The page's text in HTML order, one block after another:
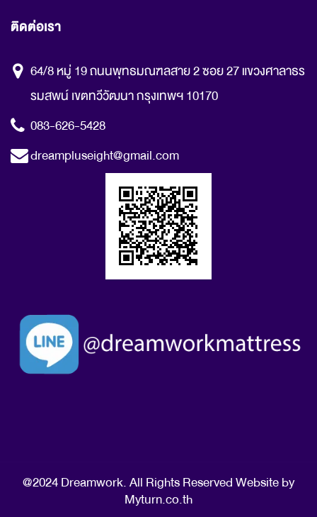
ติดต่อเรา
64/8 หมู่ 19 ถนนพุทธมณฑลสาย 2 ซอย 27 แขวงศาลาธร
รมสพน์ เขตทวีวัฒนา กรุงเทพฯ 10170
083-626-5428
dreampluseight@gmail.com
@2024 Dreamwork. All Rights Reserved Website by
Myturn.co.th